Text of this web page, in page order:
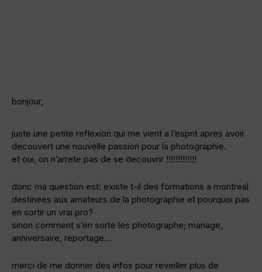
bonjour,
juste une petite reflexion qui me vient a l’esprit apres avoir
decouvert une nouvelle passion pour la photographie.
et oui, on n’arrete pas de se decouvrir !!!!!!!!!!!!!
donc ma question est: existe t-il des formations a montreal
destinees aux amateurs de la photographie et pourquoi pas
en sortir un vrai pro?
sinon comment s’en sorte les photographe; mariage,
anniversaire, reportage…
merci de me donner des infos pour reveiller plus de